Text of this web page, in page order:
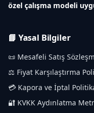
özel çalışma modeli
📘 Yasal Bilgiler
📜 Mesafeli Satış
⚖️ Fiyat Karşılaştırma
💳 Kapora ve İptal
🔐 KVKK Aydınlatma